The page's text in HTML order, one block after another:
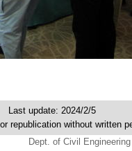
Last update: 2024/2/5
republication without written
Dept. of Civil